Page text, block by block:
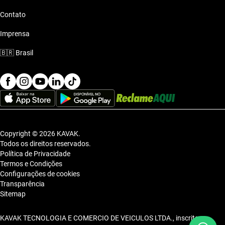
Contato
Imprensa
🇧🇷 Brasil
Copyright © 2026 KAVAK.
Todos os direitos reservados.
Política de Privacidade
Termos e Condições
Configurações de cookies
Transparência
Sitemap
KAVAK TECNOLOGIA E COMERCIO DE VEICULOS LTDA., inscrita no